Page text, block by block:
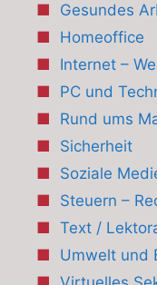
Gesundes
Homeoffice
Internet –
PC und
Rund ums
Sicherheit
Soziale
Steuern –
Text /
Umwelt und